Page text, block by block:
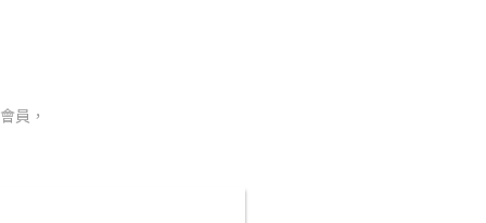
員，